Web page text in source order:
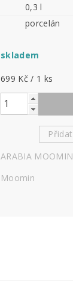
0,3 l
porcelán
skladem
699 Kč / 1 ks
ARABIA MOOMIN
Moomin